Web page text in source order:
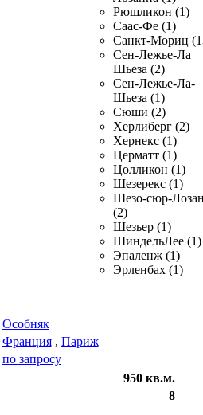
Рюшликон (1)
Саас-Фе (1)
Санкт-Мориц
Сен-Лежье-Ла
Шьеза (2)
Сен-Лежье-Ла-
Шьеза (1)
Сюши (2)
Херлиберг (2)
Хернекс (1)
Церматт (1)
Цолликон (1)
Шезерекс (1)
Шезо-сюр-
(2)
Шезьер (1)
ШиндельЛее (1)
Эпаленж (1)
Эрленбах (1)
Особняк
Франция, Париж
по запросу
950 кв.м.
8